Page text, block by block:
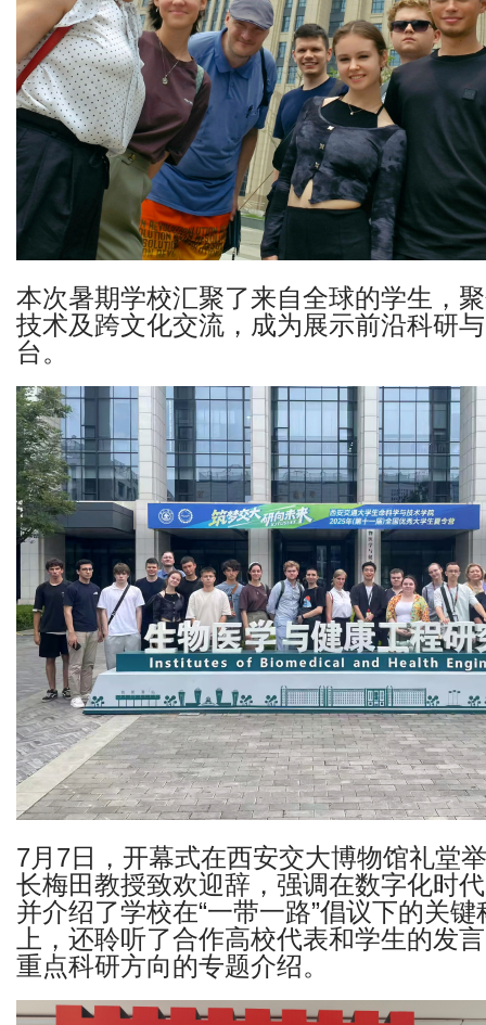
本次暑期学校汇聚了来自全球的学生，
技术及跨文化交流，成为展示前沿科研
台。
7月7日，开幕式在西安交大博物馆礼堂
长梅田教授致欢迎辞，强调在数字化时
并介绍了学校在“一带一路”倡议下的关
上，还聆听了合作高校代表和学生的发
重点科研方向的专题介绍。